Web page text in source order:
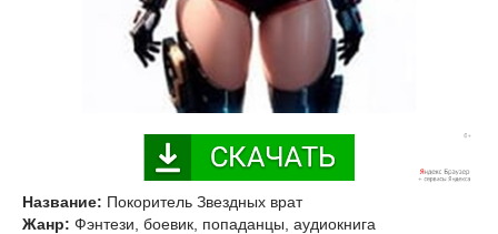
Название: Покоритель Звездных врат
Жанр: Фэнтези, боевик, попаданцы, аудиокнига